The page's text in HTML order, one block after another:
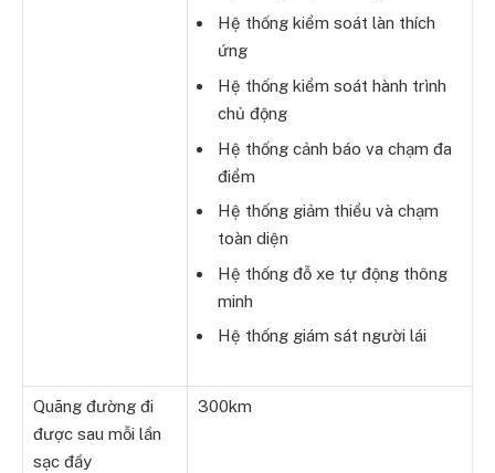
Hệ thống kiểm soát làn thích
ứng
Hệ thống kiểm soát hành trình
chủ động
Hệ thống cảnh báo va chạm đa
điểm
Hệ thống giảm thiểu và chạm
toàn diện
Hệ thống đỗ xe tự động thông
minh
Hệ thống giám sát người lái
Quãng đường đi
được sau mỗi lần
sạc đầy
300km